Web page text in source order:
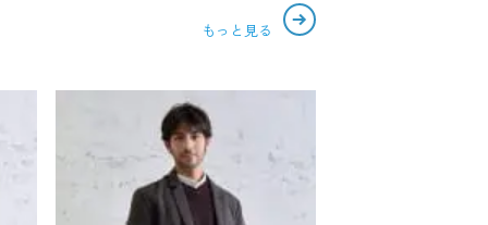
もっと見る